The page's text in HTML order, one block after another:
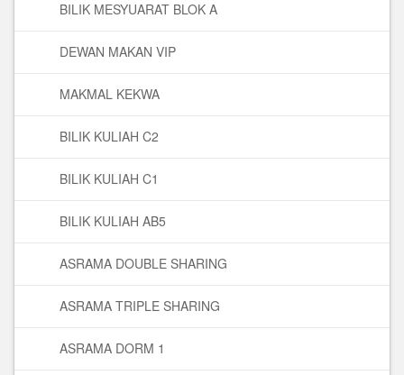
BILIK MESYUARAT BLOK A
DEWAN MAKAN VIP
MAKMAL KEKWA
BILIK KULIAH C2
BILIK KULIAH C1
BILIK KULIAH AB5
ASRAMA DOUBLE SHARING
ASRAMA TRIPLE SHARING
ASRAMA DORM 1